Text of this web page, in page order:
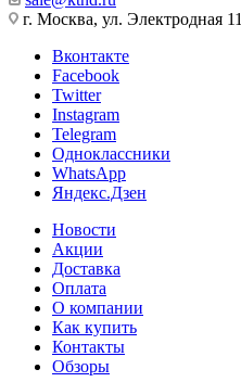
г. Москва, ул. Электродная 11
Вконтакте
Facebook
Twitter
Instagram
Telegram
Одноклассники
WhatsApp
Яндекс.Дзен
Новости
Акции
Доставка
Оплата
О компании
Как купить
Контакты
Обзоры